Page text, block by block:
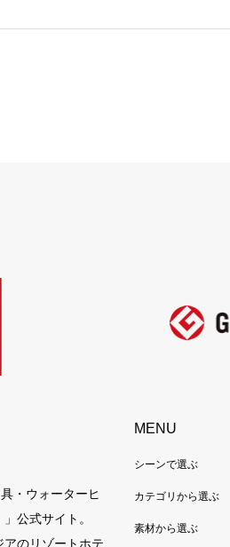
・ウォーターヒ
」公式サイト。
のリゾートホテ
MENU
シーンで選ぶ
カテゴリから選ぶ
素材から選ぶ